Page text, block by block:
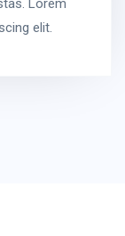
Lorem
elit.